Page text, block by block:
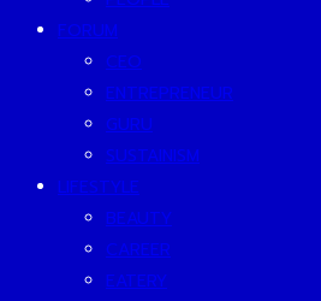
FORUM
CEO
ENTREPRENEUR
GURU
SUSTAINISM
LIFESTYLE
BEAUTY
CAREER
EATERY